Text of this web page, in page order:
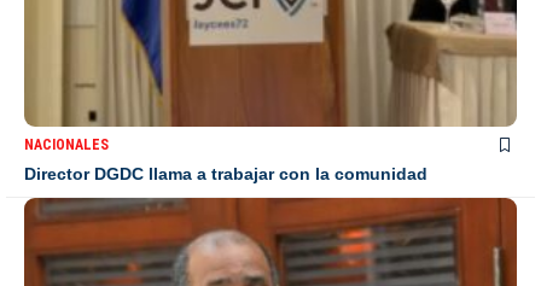
NACIONALES
Director DGDC llama a trabajar con la comunidad